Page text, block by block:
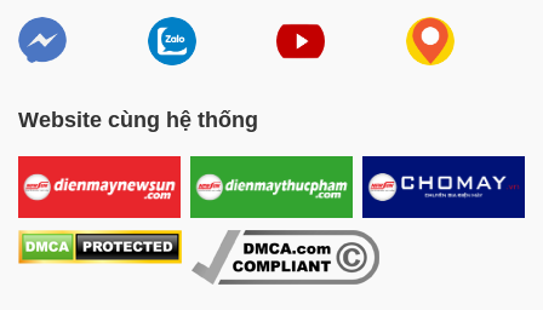
Website cùng hệ thống